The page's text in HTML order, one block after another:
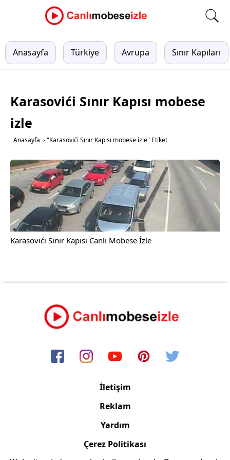
Anasayfa Türkiye Avrupa Sınır Kapıları
Karasovići Sınır Kapısı mobese
izle
Anasayfa › "Karasovići Sınır Kapısı mobese izle" Etiket
Karasovići Sınır Kapısı Canlı Mobese İzle
İletişim
Reklam
Yardım
Çerez Politikası